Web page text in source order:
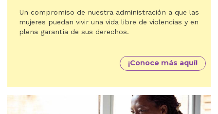
Un compromiso de nuestra administración a que las
mujeres puedan vivir una vida libre de violencias y en